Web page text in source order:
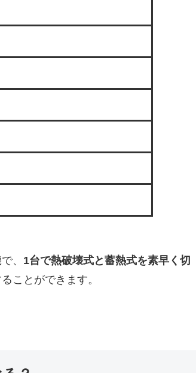
、 1台で熱破壊式と蓄熱式を素早く切
ことができます。